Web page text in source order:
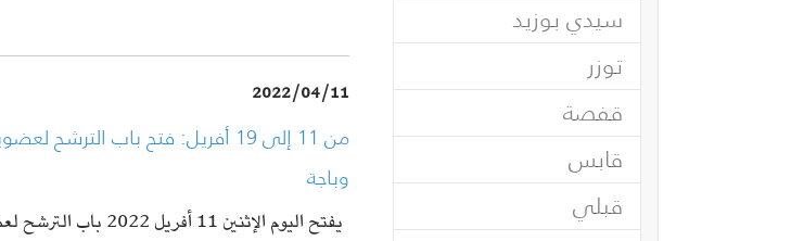
سيدي بوزيد
توزر
قفصة
قابس
قبلي
2022/04/11
من 11 إلى 19 أفريل: فتح باب
وباجة
يفتح اليوم الإثنين